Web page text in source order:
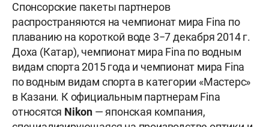
Спонсорские пакеты партнеров
распространяются на чемпионат мира Fina по
плаванию на короткой воде 3−7 декабря 2014 г.
Доха (Катар), чемпионат мира Fina по водным
видам спорта 2015 года и чемпионат мира Fina
по водным видам спорта в категории «Мастерс»
в Казани. К официальным партнерам Fina
относятся Nikon — японская компания,